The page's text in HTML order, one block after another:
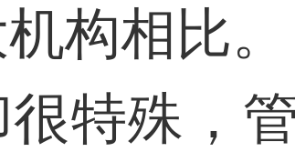
构相比。
特殊，